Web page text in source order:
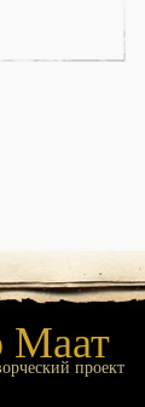
Маат
проект